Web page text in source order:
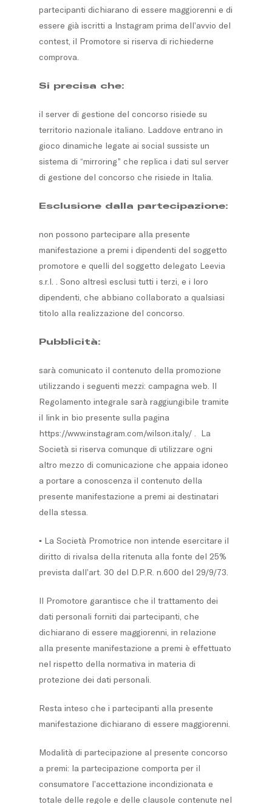
partecipanti dichiarano di essere maggiorenni e di
essere già iscritti a Instagram prima dell’avvio del
contest, il Promotore si riserva di richiederne
comprova.
Si precisa che:
il server di gestione del concorso risiede su
territorio nazionale italiano. Laddove entrano in
gioco dinamiche legate ai social sussiste un
sistema di “mirroring” che replica i dati sul server
di gestione del concorso che risiede in Italia.
Esclusione dalla partecipazione:
non possono partecipare alla presente
manifestazione a premi i dipendenti del soggetto
promotore e quelli del soggetto delegato Leevia
s.r.l. . Sono altresì esclusi tutti i terzi, e i loro
dipendenti, che abbiano collaborato a qualsiasi
titolo alla realizzazione del concorso.
Pubblicità:
sarà comunicato il contenuto della promozione
utilizzando i seguenti mezzi: campagna web. Il
Regolamento integrale sarà raggiungibile tramite
il link in bio presente sulla pagina
https://www.instagram.com/wilson.italy/ . La
Società si riserva comunque di utilizzare ogni
altro mezzo di comunicazione che appaia idoneo
a portare a conoscenza il contenuto della
presente manifestazione a premi ai destinatari
della stessa.
▪ La Società Promotrice non intende esercitare il
diritto di rivalsa della ritenuta alla fonte del 25%
prevista dall’art. 30 del D.P.R. n.600 del 29/9/73.
Il Promotore garantisce che il trattamento dei
dati personali forniti dai partecipanti, che
dichiarano di essere maggiorenni, in relazione
alla presente manifestazione a premi è effettuato
nel rispetto della normativa in materia di
protezione dei dati personali.
Resta inteso che i partecipanti alla presente
manifestazione dichiarano di essere maggiorenni.
Modalità di partecipazione al presente concorso
a premi: la partecipazione comporta per il
consumatore l’accettazione incondizionata e
totale delle regole e delle clausole contenute nel